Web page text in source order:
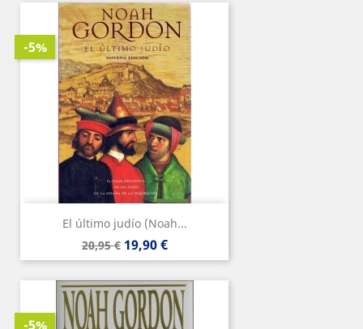
El último judío (Noah...
Precio
base
20,95 €
-5%
Precio
19,90 €
-5%